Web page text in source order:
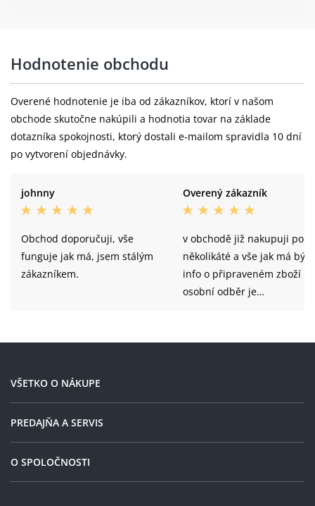
Hodnotenie obchodu
Overené hodnotenie je iba od zákazníkov, ktorí v našom
obchode skutočne nakúpili a hodnotia tovar na základe
dotazníka spokojnosti, ktorý dostali e-mailom spravidla 10 dní
po vytvorení objednávky.
johnny
Obchod doporučuji, vše
funguje jak má, jsem stálým
zákazníkem.
Overený zákazník
v obchodě již nakupuji po
několikáté a vše jak má být,
info o připraveném zboží na
osobní odběr je
VŠETKO O NÁKUPE
PREDAJŇA A SERVIS
O SPOLOČNOSTI